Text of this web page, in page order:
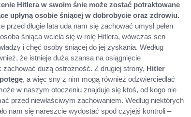
Hitlera w swoim śnie może zostać potraktowane
upłyną osobie śniącej w dobrobycie oraz zdrowiu.
długie lata uda nam się zachować umysł pełen
śniąca wciela się w rolę Hitlera, wówczas sen
i chęć osoby śniącej do jej zyskania. Według
że istnieje duża szansa na osiągnięcie
dużą ostrożność. Z drugiej strony, Hitler
, a więc sny z nim mogą również odzwierciedlać
w naszym otoczeniu znajduje się ktoś, od kogo nie
przed niewłaściwym zachowaniem. Według niektórych
nam się nareszcie wydostać spod czyjejś kontroli –